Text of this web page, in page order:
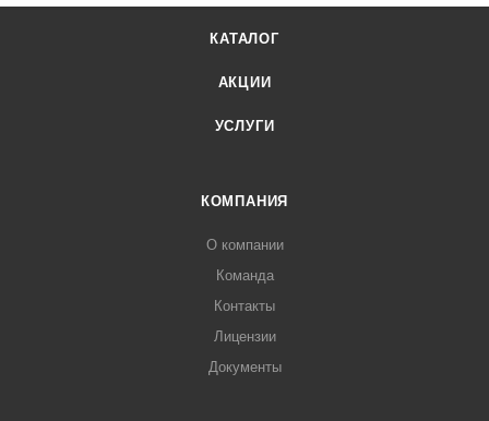
КАТАЛОГ
АКЦИИ
УСЛУГИ
КОМПАНИЯ
О компании
Команда
Контакты
Лицензии
Документы